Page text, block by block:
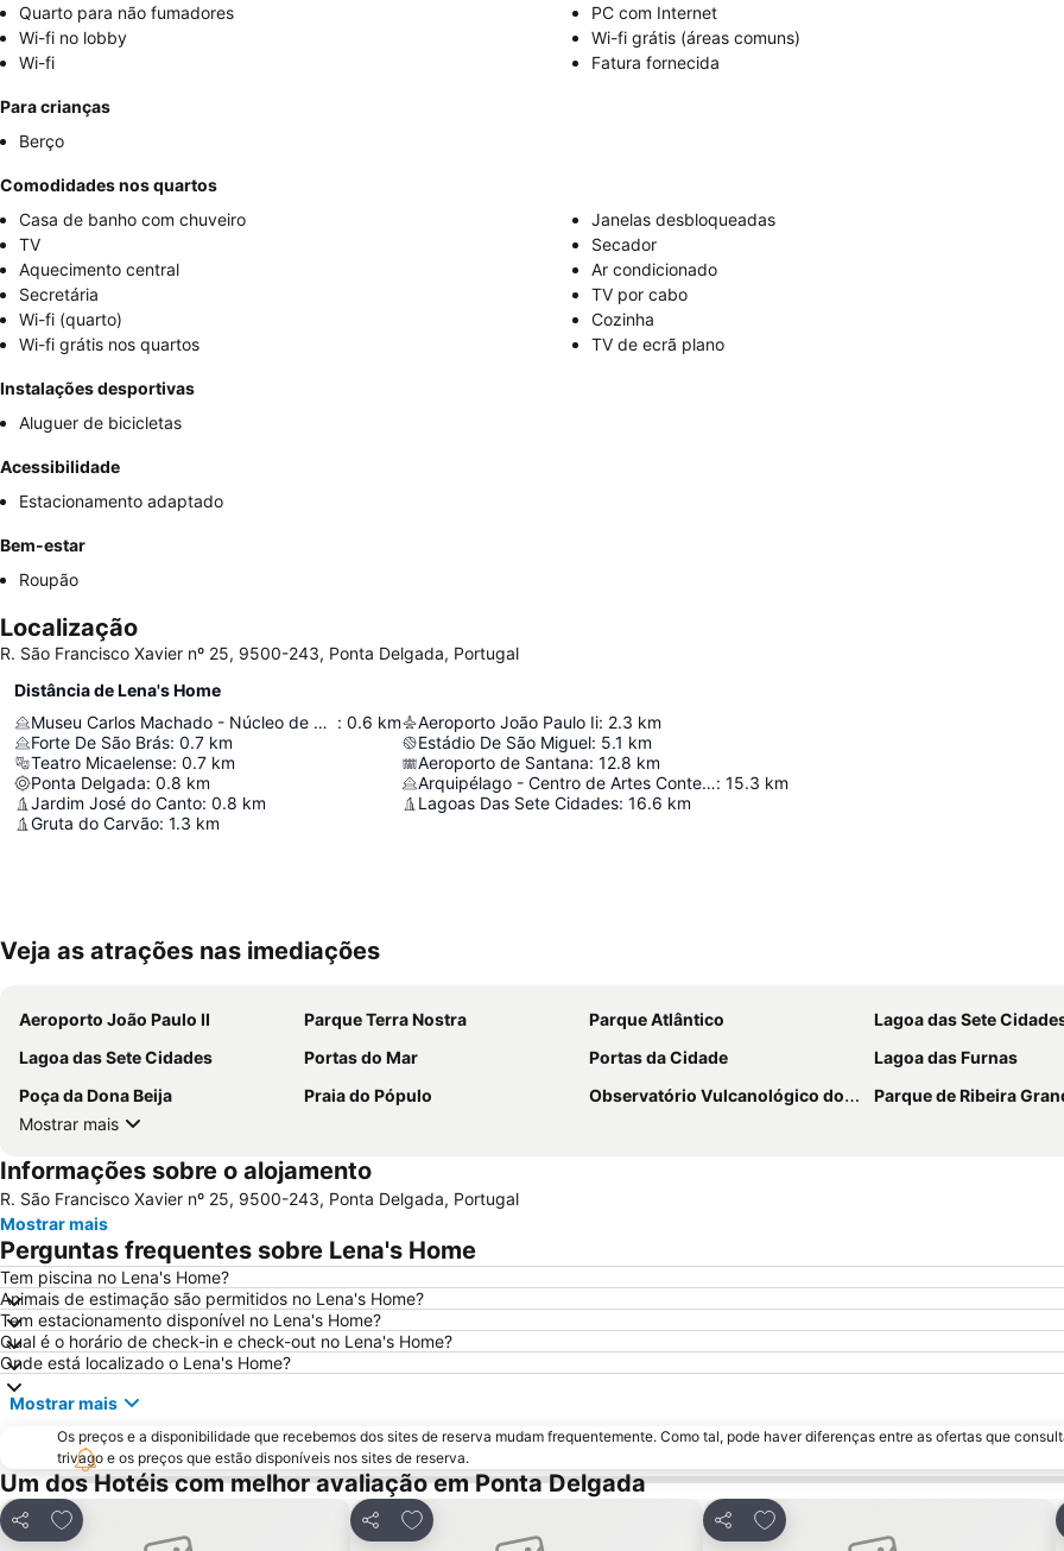
Quarto para não fumadores
PC com Internet
Wi-fi no lobby
Wi-fi grátis (áreas comuns)
Wi-fi
Fatura fornecida
Para crianças
Berço
Comodidades nos quartos
Casa de banho com chuveiro
Janelas desbloqueadas
TV
Secador
Aquecimento central
Ar condicionado
Secretária
TV por cabo
Wi-fi (quarto)
Cozinha
Wi-fi grátis nos quartos
TV de ecrã plano
Instalações desportivas
Aluguer de bicicletas
Acessibilidade
Estacionamento adaptado
Bem-estar
Roupão
Localização
R. São Francisco Xavier nº 25, 9500-243, Ponta Delgada, Portugal
Distância de Lena's Home
Museu Carlos Machado - Núcleo de Santo André : 0.6 km
Forte De São Brás: 0.7 km
Teatro Micaelense: 0.7 km
Ponta Delgada: 0.8 km
Jardim José do Canto: 0.8 km
Gruta do Carvão: 1.3 km
Aeroporto João Paulo Ii: 2.3 km
Estádio De São Miguel: 5.1 km
Aeroporto de Santana: 12.8 km
Arquipélago - Centro de Artes Contemporâneas: 15.3 km
Lagoas Das Sete Cidades: 16.6 km
Veja as atrações nas imediações
Aeroporto João Paulo II Parque Terra Nostra Parque Atlântico
Lagoa das Sete
Lagoa das Sete Cidades
Portas do Mar Portas da Cidade
Lagoa das Furnas
Poça da Dona Beija
Praia do Pópulo Observatório Vulcanológico dos Açores
Parque de Ribeira
Mostrar mais
Informações sobre o alojamento
R. São Francisco Xavier nº 25, 9500-243, Ponta Delgada, Portugal
Mostrar mais
Perguntas frequentes sobre Lena's Home
Tem piscina no Lena's Home?
Animais de estimação são permitidos no Lena's Home?
Tem estacionamento disponível no Lena's Home?
Qual é o horário de check-in e check-out no Lena's Home?
Onde está localizado o Lena's Home?
Mostrar mais
Os preços e a disponibilidade que recebemos dos sites de reserva mudam frequentemente. Como tal, pode haver diferenças entre as ofertas que
trivago e os preços que estão disponíveis nos sites de reserva.
Um dos Hotéis com melhor avaliação em Ponta Delgada
Partilhar
Adicionar aos favoritos
Partilhar
Adicionar aos favoritos
Partilhar
Adicionar aos favoritos